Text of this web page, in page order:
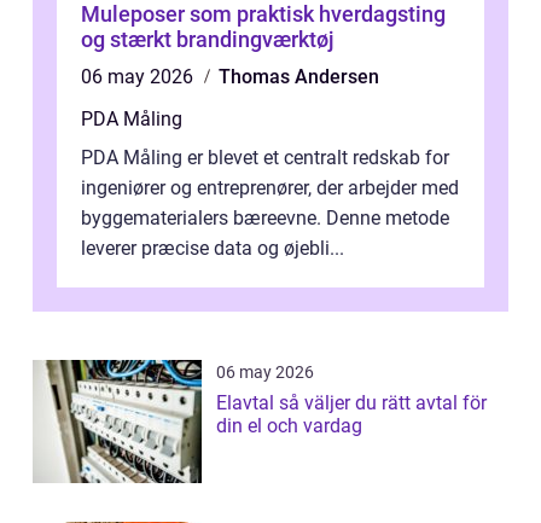
Muleposer som praktisk hverdagsting
og stærkt brandingværktøj
06 may 2026
Thomas Andersen
PDA Måling
PDA Måling er blevet et centralt redskab for
ingeniører og entreprenører, der arbejder med
byggematerialers bæreevne. Denne metode
leverer præcise data og øjebli...
06 may 2026
Elavtal så väljer du rätt avtal för
din el och vardag